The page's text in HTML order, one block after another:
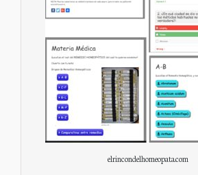
elrincondelhomeopata.com